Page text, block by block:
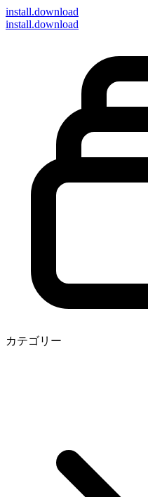
install.download
install.download
カテゴリー